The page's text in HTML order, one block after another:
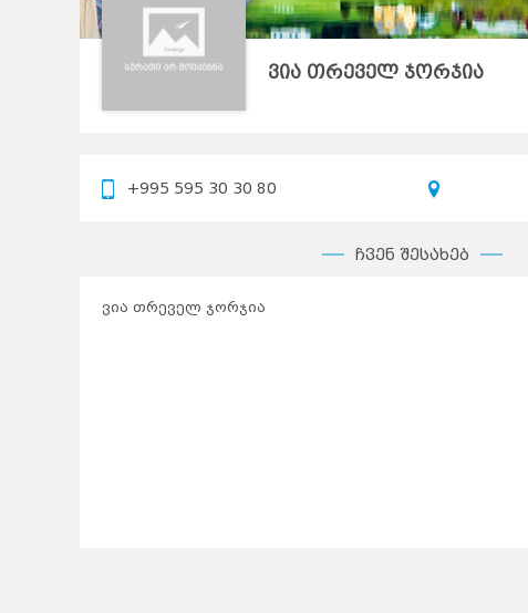
ვია თრეველ ჯორჯია
+995 595 30 30 80
ჩვენ შესახებ
ვია თრეველ ჯორჯია